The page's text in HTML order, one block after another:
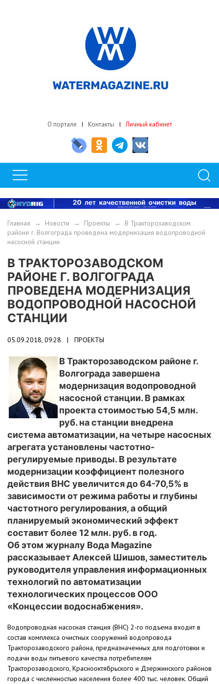
О портале Контакты Личный кабинет
Главная → Новости → Проекты → В Тракторозаводском
районе г. Волгограда проведена модернизация водопроводной
насосной станции
В ТРАКТОРОЗАВОДСКОМ
РАЙОНЕ Г. ВОЛГОГРАДА
ПРОВЕДЕНА МОДЕРНИЗАЦИЯ
ВОДОПРОВОДНОЙ НАСОСНОЙ
СТАНЦИИ
05.09.2018, 09:28 | ПРОЕКТЫ
В Тракторозаводском районе г.
Волгограда завершена
модернизация водопроводной
насосной станции. В рамках
проекта стоимостью 54,5 млн.
руб. на станции внедрена
система автоматизации, на четыре насосных
агрегата установлены частотно-
регулируемые приводы. В результате
модернизации коэффициент полезного
действия ВНС увеличится до 64-70,5% в
зависимости от режима работы и глубины
частотного регулирования, а общий
планируемый экономический эффект
составит более 12 млн. руб. в год.
Об этом журналу Вода Magazine
рассказывает Алексей Шишов, заместитель
руководителя управления информационных
технологий по автоматизации
технологических процессов ООО
«Концессии водоснабжения».
Водопроводная насосная станция (ВНС) 2-го подъема входит в
состав комплекса очистных сооружений водопровода
Тракторозаводского района, предназначенных для подготовки и
подачи воды питьевого качества потребителям
Тракторозаводского, Краснооктябрьского и Дзержинского районов
города с численностью населения более 400 тыс. человек. Общий